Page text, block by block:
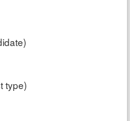
type)